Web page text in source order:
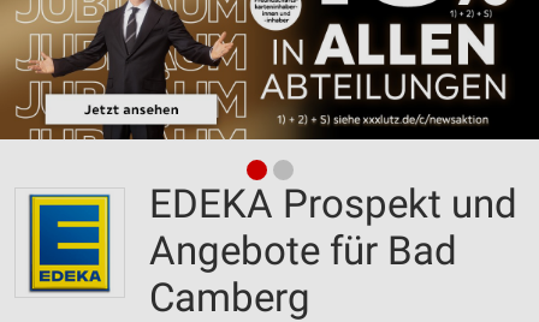
EDEKA Prospekt und
Angebote für Bad
Camberg